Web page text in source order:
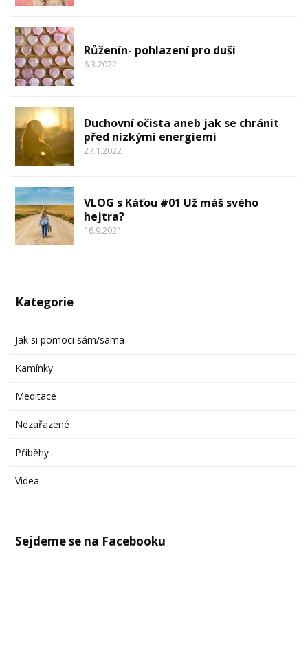
Růženín- pohlazení pro duši
6.3.2022
Duchovní očista aneb jak se chránit
před nízkými energiemi
27.1.2022
VLOG s Káťou #01 Už máš svého
hejtra?
16.9.2021
Kategorie
Jak si pomoci sám/sama
Kamínky
Meditace
Nezařazené
Příběhy
Videa
Sejdeme se na Facebooku